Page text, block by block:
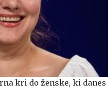
kri do ženske, ki danes